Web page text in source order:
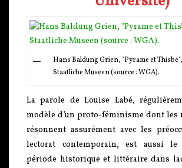
Hans Baldung Grien, "Pyrame et
Staatliche Museen (source : WGA).
La parole de Louise Labé,
modèle d’un proto-féminisme dont les
résonnent assurément avec les
lectorat contemporain, est aussi le
période historique et littéraire dans